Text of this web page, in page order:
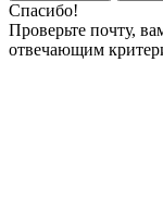
Спасибо!
Проверьте почту,
отвечающим